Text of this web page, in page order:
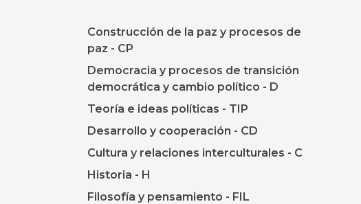
Construcción de la paz y procesos de
paz - CP
Democracia y procesos de transición
democrática y cambio político - D
Teoría e ideas políticas - TIP
Desarrollo y cooperación - CD
Cultura y relaciones interculturales - C
Historia - H
Filosofía y pensamiento - FIL